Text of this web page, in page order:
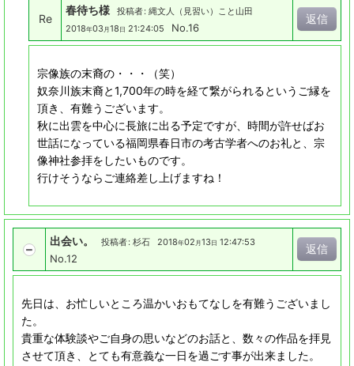
Re
春待ち様 投稿者: 縄文人（見習い）こと山田
2018年03月18 日 21:24:05 No.16
返信
宗像族の末裔の・・・（笑）
奴奈川族末裔と1,700年の時を経て繋がられるというご縁を
頂き、有難うございます。
秋に出雲を中心に長旅に出る予定ですが、時間が許せばお
世話になっている福岡県春日市の考古学者へのお礼と、宗
像神社参拝をしたいものです。
行けそうならご連絡差し上げますね！
出会い。 投稿者: 杉石 2018年02 月13日 12:47:53
No.12
返信
先日は、お忙しいところ温かいおもてなしを有難うございまし
た。
貴重な体験談やご自身の思いなどのお話と、数々の作品を拝見
させて頂き、とても有意義な一日を過ごす事が出来ました。